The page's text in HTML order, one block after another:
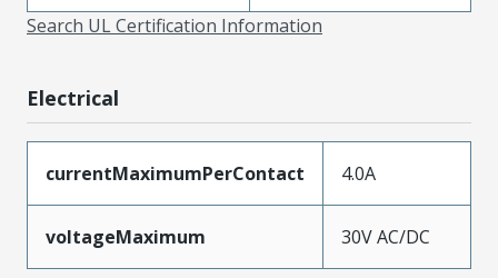
Search UL Certification Information
Electrical
currentMaximumPerContact 4.0A
voltageMaximum 30V AC/DC